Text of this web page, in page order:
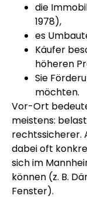
die
1978),
es
Käufer
höheren
Sie
möchten.
Vor-Ort
meistens:
rechtssicherer.
dabei oft
sich im
können (z. B.
Fenster).